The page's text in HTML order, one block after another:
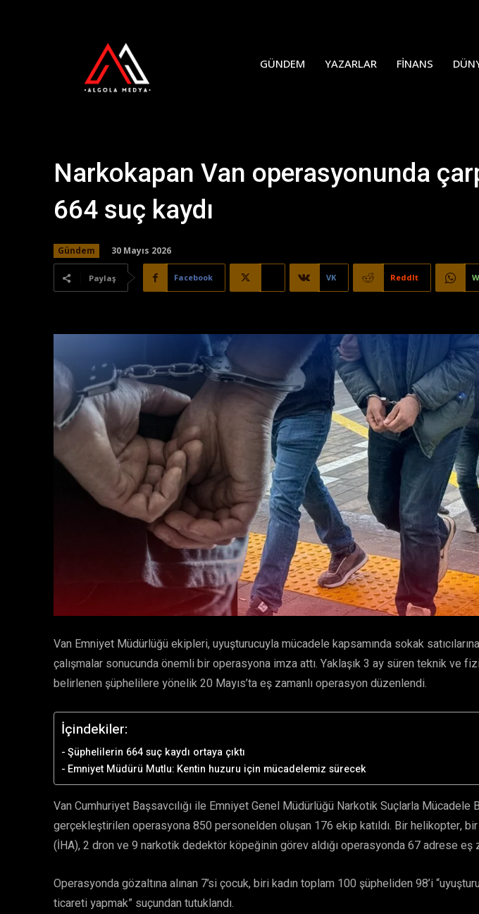
GÜNDEM YAZARLAR FINANS
Narkokapan Van operasyonunda
664 suç kaydı
Gündem 30 Mayıs 2026
Paylaş Facebook VK ReddIt
Van Emniyet Müdürlüğü ekipleri, uyuşturucuyla mücadele kapsamında sokak
çalışmalar sonucunda önemli bir operasyona imza attı. Yaklaşık 3 ay süren teknik ve
belirlenen şüphelilere yönelik 20 Mayıs’ta eş zamanlı operasyon düzenlendi.
İçindekiler:
Şüphelilerin 664 suç kaydı ortaya çıktı
Emniyet Müdürü Mutlu: Kentin huzuru için mücadelemiz sürecek
Van Cumhuriyet Başsavcılığı ile Emniyet Genel Müdürlüğü Narkotik Suçlarla Mücadele
gerçekleştirilen operasyona 850 personelden oluşan 176 ekip katıldı. Bir helikopter, bir
(İHA), 2 dron ve 9 narkotik dedektör köpeğinin görev aldığı operasyonda 67 adrese eş
Operasyonda gözaltına alınan 7’si çocuk, biri kadın toplam 100 şüpheliden 98’i
ticareti yapmak” suçundan tutuklandı.